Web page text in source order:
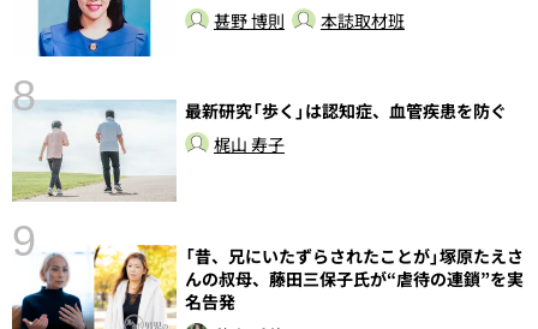
甚野 博則
本誌取材班
8
最新研究「歩く」は認知症、血管疾患を防ぐ
梶山 寿子
9
「昔、兄にいたずらされたことが」塚原たえさ
んの叔母、藤田三保子氏が“虐待の連鎖”を実
名告発